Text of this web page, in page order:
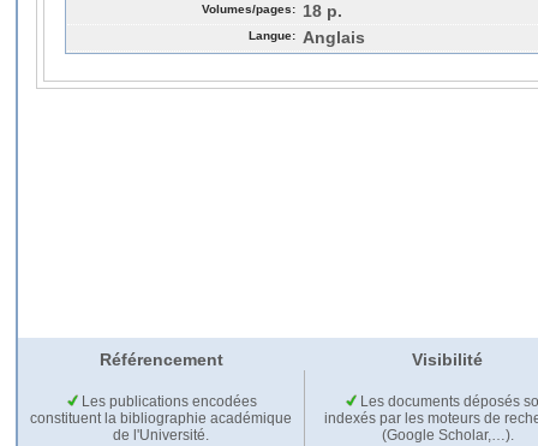
Volumes/pages: 18 p.
Langue: Anglais
Référencement Visibilité
Les publications encodées
constituent la bibliographie académique
de l'Université.
Les documents déposés
indexés par les moteurs de
(Google Scholar,…).